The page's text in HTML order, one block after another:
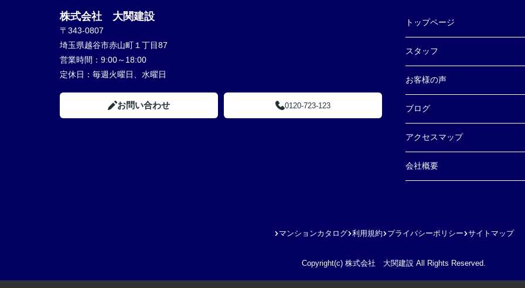
株式会社 大関建設
〒343-0807
埼玉県越谷市赤山町１丁目87
営業時間： 9:00～18:00
定休日： 毎週火曜日、水曜日
お問い合わせ 0120-723-123
トップページ
スタッフ
お客様の声
ブログ
アクセスマップ
会社概要
マンションカタログ 利用規約 プライバシーポリシー サイトマップ
Copyright(c) 株式会社 大関建設 All Rights Reserved.